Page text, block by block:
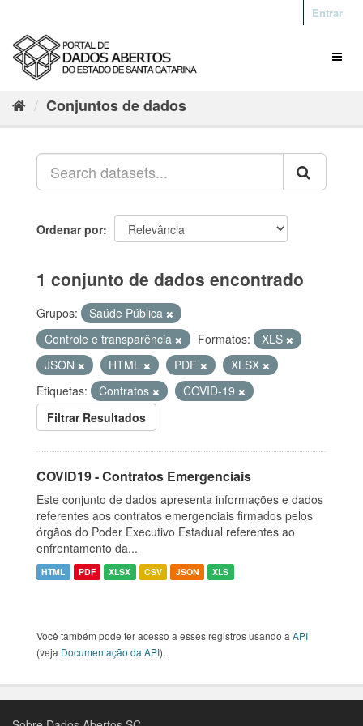
Entrar
Conjuntos de dados
Ordenar por
1 conjunto de dados encontrado
Grupos:
Saúde Pública
Controle e transparência
Formatos:
XLS
JSON
HTML PDF
XLSX
Etiquetas:
Contratos
COVID-19
Filtrar Resultados
COVID19 - Contratos Emergenciais
Este conjunto de dados apresenta informações e dados
referentes aos contratos emergenciais firmados pelos
órgãos do Poder Executivo Estadual referentes ao
enfrentamento da...
HTML PDF XLSX CSV JSON XLS
Você também pode ter acesso a esses registros usando a API
(veja Documentação da API).